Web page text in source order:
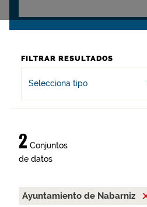
FILTRAR RESULTADOS
Selecciona tipo
2 Conjuntos
de datos
Ayuntamiento de Nabarniz